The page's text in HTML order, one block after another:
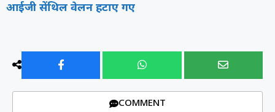
आईजी सेंथिल वेलन हटाए गए
COMMENT